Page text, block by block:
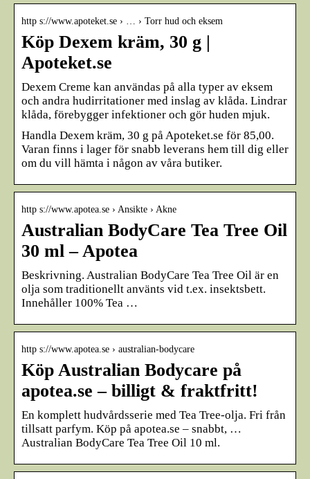
http s://www.apoteket.se › … › Torr hud och eksem
Köp Dexem kräm, 30 g |
Apoteket.se
Dexem Creme kan användas på alla typer av eksem
och andra hudirritationer med inslag av klåda. Lindrar
klåda, förebygger infektioner och gör huden mjuk.
Handla Dexem kräm, 30 g på Apoteket.se för 85,00.
Varan finns i lager för snabb leverans hem till dig eller
om du vill hämta i någon av våra butiker.
http s://www.apotea.se › Ansikte › Akne
Australian BodyCare Tea Tree Oil
30 ml – Apotea
Beskrivning. Australian BodyCare Tea Tree Oil är en
olja som traditionellt använts vid t.ex. insektsbett.
Innehåller 100% Tea …
http s://www.apotea.se › australian-bodycare
Köp Australian Bodycare på
apotea.se – billigt & fraktfritt!
En komplett hudvårdsserie med Tea Tree-olja. Fri från
tillsatt parfym. Köp på apotea.se – snabbt, …
Australian BodyCare Tea Tree Oil 10 ml.